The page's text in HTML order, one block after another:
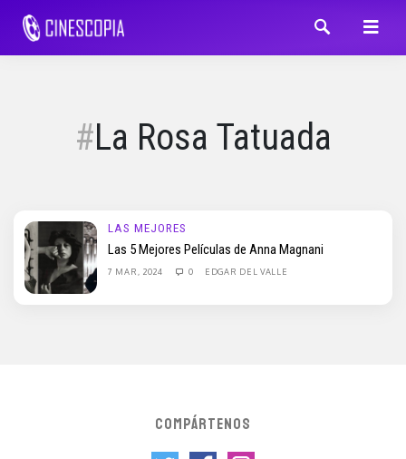
La Rosa Tatuada
LAS MEJORES
Las 5 Mejores Películas de Anna Magnani
7 MAR, 2024 0 EDGAR DEL VALLE
COMPÁRTENOS